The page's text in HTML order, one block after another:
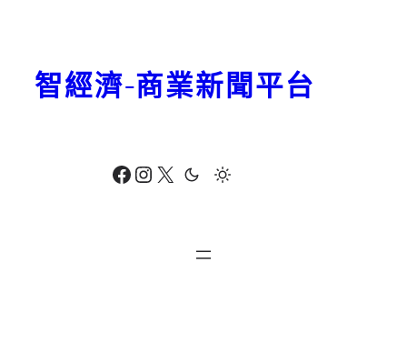
Facebook Instagram X
智經濟-商業新聞平台